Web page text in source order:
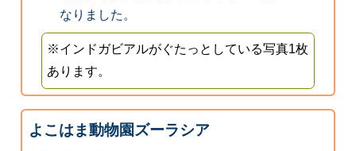
なりました。
※インドガビアルがぐたっとしている写真1枚
あります。
よこはま動物園ズーラシア